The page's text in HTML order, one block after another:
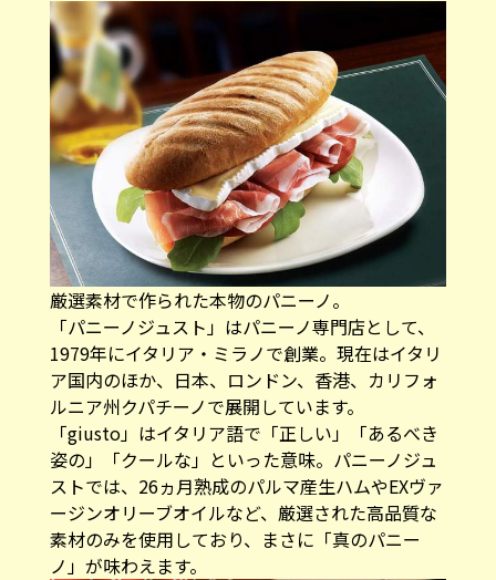
厳選素材で作られた本物のパニーノ。
「パニーノジュスト」はパニーノ専門店として、
1979年にイタリア・ミラノで創業。現在はイタリ
ア国内のほか、日本、ロンドン、香港、カリフォ
ルニア州クパチーノで展開しています。
「giusto」はイタリア語で「正しい」「あるべき
姿の」「クールな」といった意味。パニーノジュ
ストでは、26ヵ月熟成のパルマ産生ハムやEXヴァ
ージンオリーブオイルなど、厳選された高品質な
素材のみを使用しており、まさに「真のパニー
ノ」が味わえます。